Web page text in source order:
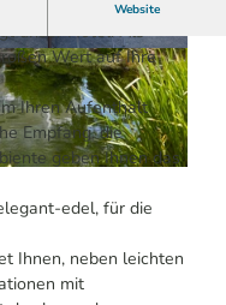
Hof
Website
bemerkenswerten
unser Hotel. Als
Wert auf Ihre
Ihren Aufenthalt
Empfang, die
geben Ihnen das
edel, für die
Ihnen, neben leichten
mit